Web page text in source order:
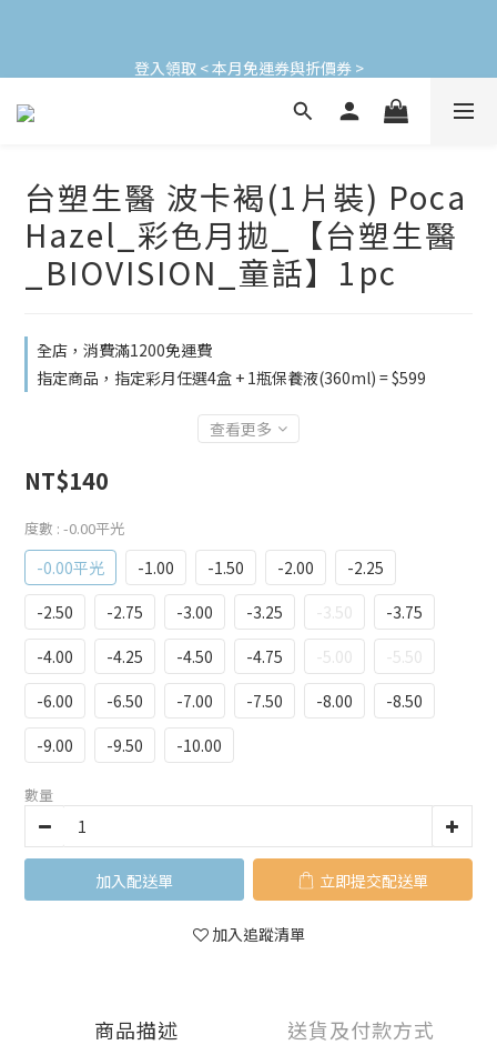
加入會員立即領$200購物金(效期30天) | 可與LINE新好友$50疊加
台塑生醫 波卡褐(1片裝) Poca
Hazel_彩色月拋_【台塑生醫
_BIOVISION_童話】1pc
全店，消費滿1200免運費
指定商品，指定彩月任選4盒 + 1瓶保養液(360ml) = $599
查看更多
NT$140
度數 : -0.00平光
-0.00平光 -1.00 -1.50 -2.00
-2.25
-2.50
-2.75 -3.00 -3.25 -3.50
-3.75
-4.00
-4.25 -4.50 -4.75 -5.00
-5.50
-6.00
-6.50 -7.00 -7.50 -8.00
-8.50
-9.00
-9.50 -10.00
數量
加入購物車 立即購買
加入追蹤清單
商品描述 送貨及付款方式